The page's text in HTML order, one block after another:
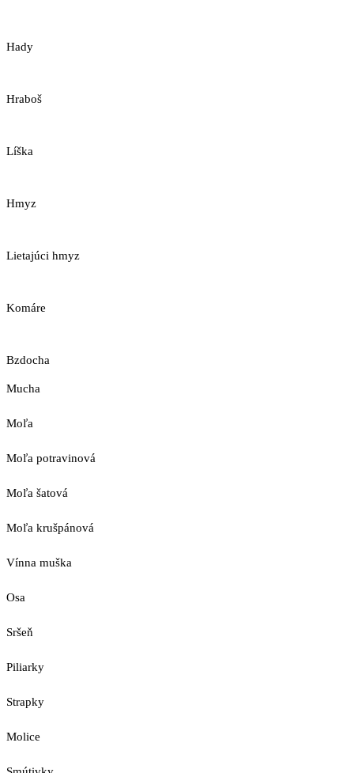
Hady
Hraboš
Líška
Hmyz
Lietajúci hmyz
Komáre
Bzdocha
Mucha
Moľa
Moľa potravinová
Moľa šatová
Moľa krušpánová
Vínna muška
Osa
Sršeň
Piliarky
Strapky
Molice